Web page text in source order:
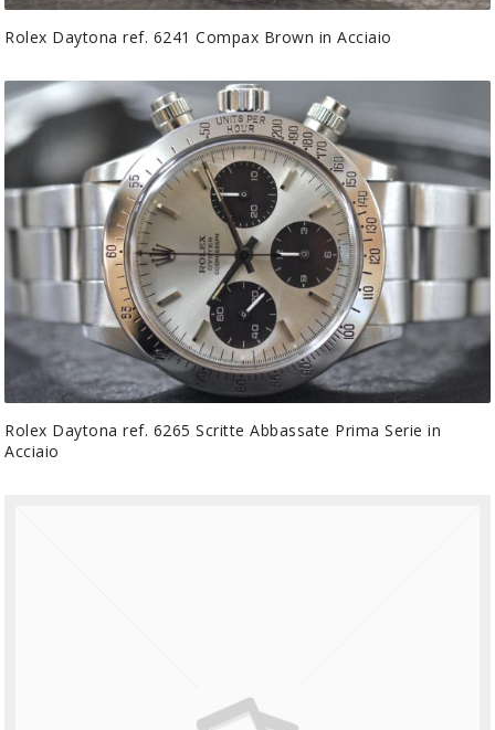
Rolex Daytona ref. 6241 Compax Brown in Acciaio
Rolex Daytona ref. 6265 Scritte Abbassate Prima Serie in
Acciaio